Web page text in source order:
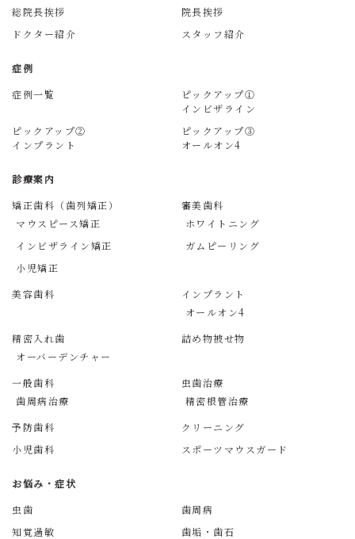
総院長挨拶
院長挨拶
ドクター紹介
スタッフ紹介
症例
症例一覧
ピックアップ①
インビザライン
ピックアップ②
インプラント
ピックアップ③
オールオン4
診療案内
矯正歯科（歯列矯正）
マウスピース矯正
インビザライン矯正
小児矯正
審美歯科
ホワイトニング
ガムピーリング
美容歯科
インプラント
オールオン4
精密入れ歯
オーバーデンチャー
詰め物被せ物
一般歯科
歯周病治療
虫歯治療
精密根管治療
予防歯科
クリーニング
小児歯科
スポーツマウスガード
お悩み・症状
虫歯
歯周病
知覚過敏
歯垢・歯石